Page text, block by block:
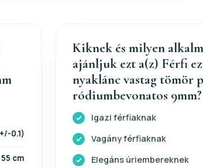
0.1)
55 cm
Kiknek és milyen
ajánljuk ezt a(z) Férfi
nyaklánc vastag tömör
ródiumbevonatos 9mm?
Igazi férfiaknak
Vagány férfiaknak
Elegáns úriembereknek